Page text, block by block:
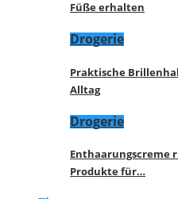
Füße erhalten
Drogerie
Praktische
Alltag
Drogerie
Enthaarungscreme
Produkte für…